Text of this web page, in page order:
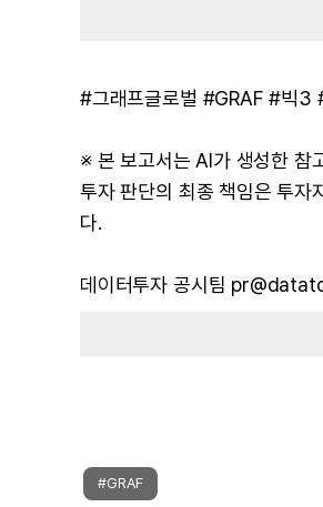
#그래프글로벌 #GRAF #빅3
※ 본 보고서는 AI가 생성한 참
투자 판단의 최종 책임은 투자
다.
데이터투자 공시팀
#GRAF